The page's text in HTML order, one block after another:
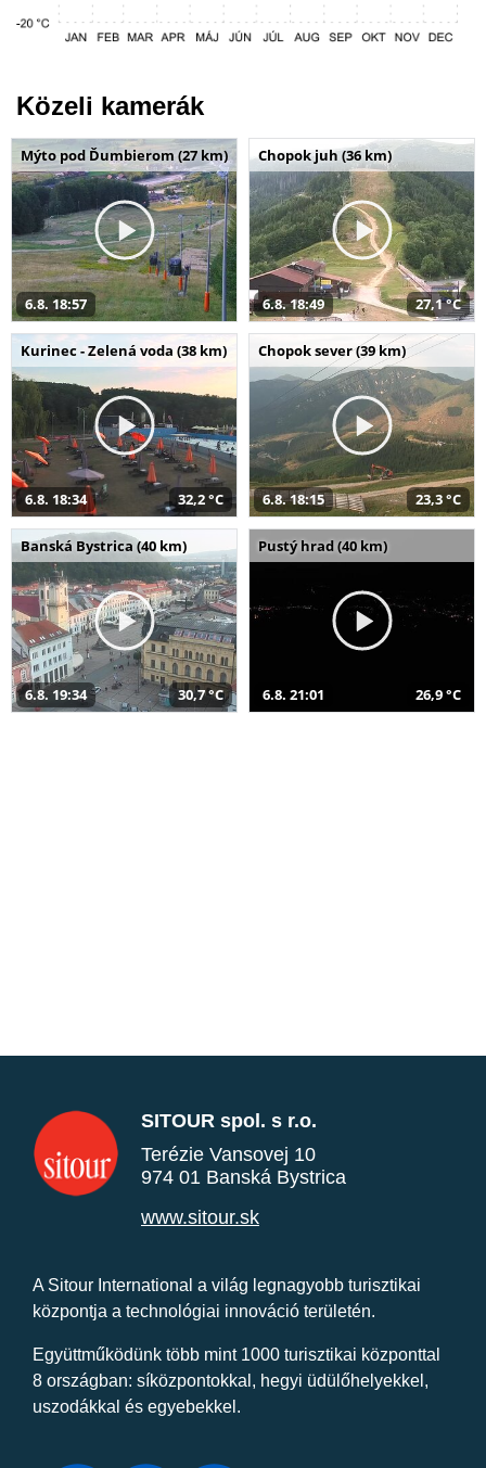
Közeli kamerák
Mýto pod Ďumbierom (27 km)
6.8. 18:57
Chopok juh (36 km)
6.8. 18:49 27,1 °C
Kurinec - Zelená voda (38 km)
6.8. 18:34 32,2 °C
Chopok sever (39 km)
6.8. 18:15 23,3 °C
Banská Bystrica (40 km)
6.8. 19:34 30,7 °C
Pustý hrad (40 km)
6.8. 21:01 26,9 °C
SITOUR spol. s r.o.
Terézie Vansovej 10
974 01 Banská Bystrica
www.sitour.sk
A Sitour International a világ legnagyobb turisztikai
központja a technológiai innováció területén.
Együttműködünk több mint 1000 turisztikai központtal
8 országban: síközpontokkal, hegyi üdülőhelyekkel,
uszodákkal és egyebekkel.